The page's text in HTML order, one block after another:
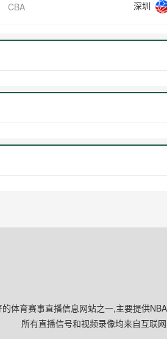
CBA 深圳
体育赛事直播信息网站之一,主要提供
所有直播信号和视频录像均来自互联